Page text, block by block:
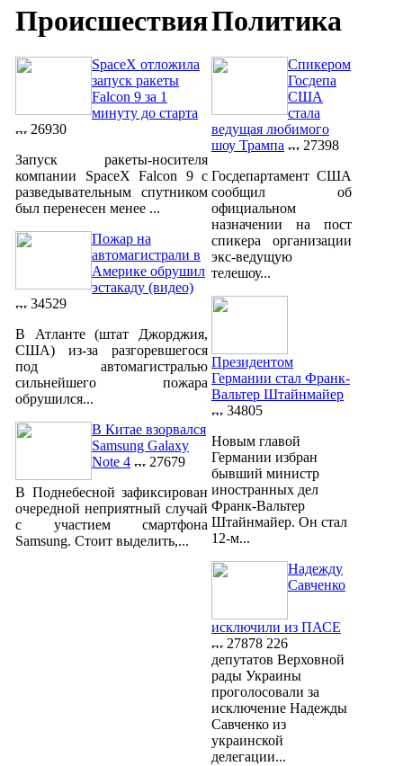
Происшествия
SpaceX отложила
запуск ракеты
Falcon 9 за 1
минуту до старта
26930
Запуск ракеты-носителя
компании SpaceX Falcon 9 с
разведывательным спутником
был перенесен менее ...
Пожар на
автомагистрали в
Америке обрушил
эстакаду (видео)
34529
В Атланте (штат Джорджия,
США) из-за разгоревшегося
под автомагистралью
сильнейшего пожара
обрушился...
В Китае взорвался
Samsung Galaxy
Note 4
27679
В Поднебесной зафиксирован
очередной неприятный случай
с участием смартфона
Samsung. Стоит выделить,...
Политика
Спикером
Госдепа
США
стала
ведущая любимого
шоу Трампа
27398
Госдепартамент США
сообщил об
официальном
назначении на пост
спикера организации
экс-ведущую
телешоу...
Президентом
Германии стал Франк-
Вальтер Штайнмайер
34805
Новым главой
Германии избран
бывший министр
иностранных дел
Франк-Вальтер
Штайнмайер. Он стал
12-м...
Надежду
Савченко
исключили из ПАСЕ
27878 226
депутатов Верховной
рады Украины
проголосовали за
исключение Надежды
Савченко из
украинской
делегации...